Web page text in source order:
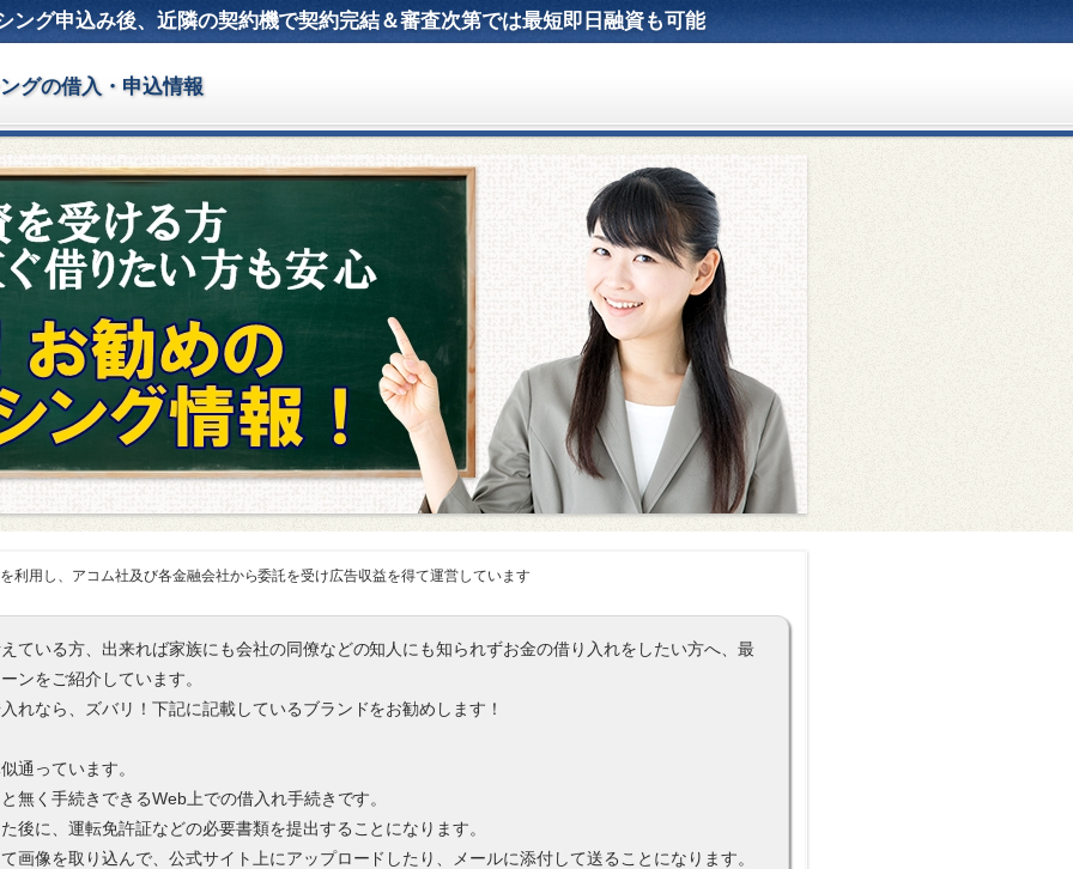
ング申込み後、近隣の契約機で契約完結＆審査次第では最短即日融資も可能
グの借入・申込情報
利用し、アコム社及び各金融会社から委託を受け広告収益を得て運営しています
ている方、出来れば家族にも会社の同僚などの知人にも知られずお金の借り入れをしたい方へ、最
ンをご紹介しています。
れなら、ズバリ！下記に記載しているブランドをお勧めします！
通っています。
無く手続きできるWeb上での借入れ手続きです。
後に、運転免許証などの必要書類を提出することになります。
画像を取り込んで、公式サイト上にアップロードしたり、メールに添付して送ることになります。